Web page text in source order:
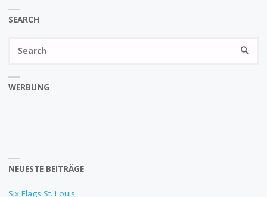
SEARCH
WERBUNG
NEUESTE BEITRÄGE
Six Flags St. Louis